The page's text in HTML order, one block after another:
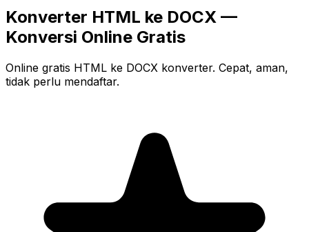
Konverter HTML ke DOCX —
Konversi Online Gratis
Online gratis HTML ke DOCX konverter. Cepat, aman,
tidak perlu mendaftar.